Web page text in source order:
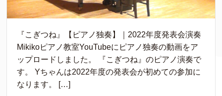
『こぎつね』【ピアノ独奏】｜2022年度発表会演奏
Mikikoピアノ教室YouTubeにピアノ独奏の動画をア
ップロードしました。 『こぎつね』のピアノ演奏で
す。 Yちゃんは2022年度の発表会が初めての参加に
なります。 […]